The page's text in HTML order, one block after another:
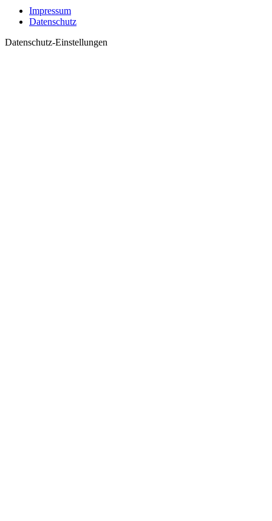
Impressum
Datenschutz
Datenschutz-Einstellungen